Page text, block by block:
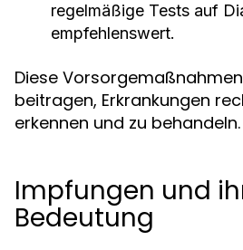
regelmäßige Tests auf
empfehlenswert.
Diese
beitragen, Erkrankungen
erkennen und zu behandeln.
Impfungen und
Bedeutung